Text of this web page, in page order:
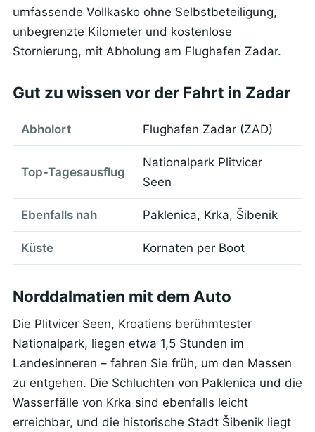
umfassende Vollkasko ohne Selbstbeteiligung,
unbegrenzte Kilometer und kostenlose
Stornierung, mit Abholung am Flughafen Zadar.
Gut zu wissen vor der Fahrt in Zadar
Abholort Flughafen Zadar (ZAD)
Top-Tagesausflug
Nationalpark Plitvicer
Seen
Ebenfalls nah Paklenica, Krka, Šibenik
Küste Kornaten per Boot
Norddalmatien mit dem Auto
Die Plitvicer Seen, Kroatiens berühmtester
Nationalpark, liegen etwa 1,5 Stunden im
Landesinneren – fahren Sie früh, um den Massen
zu entgehen. Die Schluchten von Paklenica und die
Wasserfälle von Krka sind ebenfalls leicht
erreichbar, und die historische Stadt Šibenik liegt